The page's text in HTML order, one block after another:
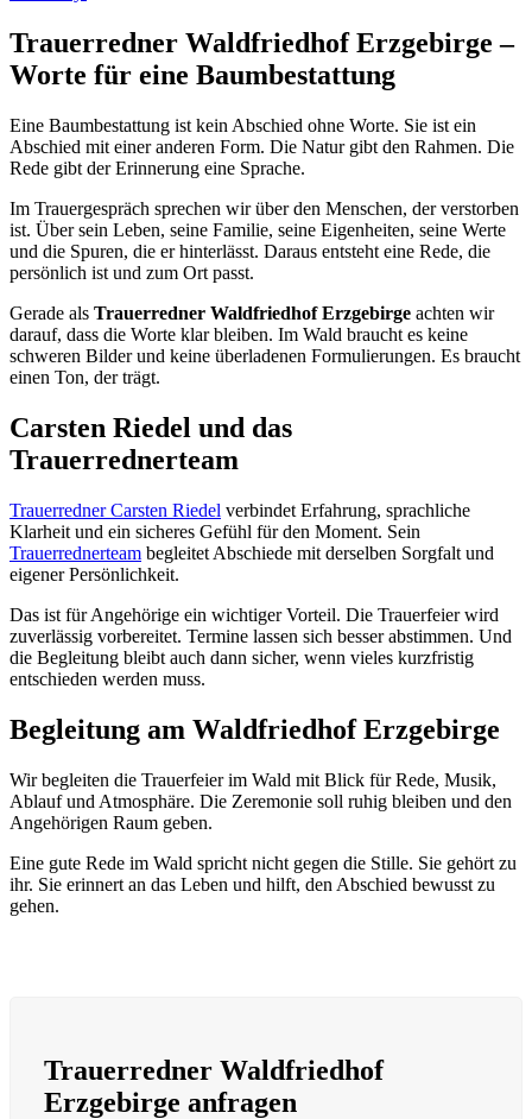
Trauerredner Waldfriedhof Erzgebirge –
Worte für eine Baumbestattung
Eine Baumbestattung ist kein Abschied ohne Worte. Sie ist ein
Abschied mit einer anderen Form. Die Natur gibt den Rahmen. Die
Rede gibt der Erinnerung eine Sprache.
Im Trauergespräch sprechen wir über den Menschen, der verstorben
ist. Über sein Leben, seine Familie, seine Eigenheiten, seine Werte
und die Spuren, die er hinterlässt. Daraus entsteht eine Rede, die
persönlich ist und zum Ort passt.
Gerade als Trauerredner Waldfriedhof Erzgebirge achten wir
darauf, dass die Worte klar bleiben. Im Wald braucht es keine
schweren Bilder und keine überladenen Formulierungen. Es braucht
einen Ton, der trägt.
Carsten Riedel und das
Trauerrednerteam
Trauerredner Carsten Riedel verbindet Erfahrung, sprachliche
Klarheit und ein sicheres Gefühl für den Moment. Sein
Trauerrednerteam begleitet Abschiede mit derselben Sorgfalt und
eigener Persönlichkeit.
Das ist für Angehörige ein wichtiger Vorteil. Die Trauerfeier wird
zuverlässig vorbereitet. Termine lassen sich besser abstimmen. Und
die Begleitung bleibt auch dann sicher, wenn vieles kurzfristig
entschieden werden muss.
Begleitung am Waldfriedhof Erzgebirge
Wir begleiten die Trauerfeier im Wald mit Blick für Rede, Musik,
Ablauf und Atmosphäre. Die Zeremonie soll ruhig bleiben und den
Angehörigen Raum geben.
Eine gute Rede im Wald spricht nicht gegen die Stille. Sie gehört zu
ihr. Sie erinnert an das Leben und hilft, den Abschied bewusst zu
gehen.
Trauerredner Waldfriedhof
Erzgebirge anfragen